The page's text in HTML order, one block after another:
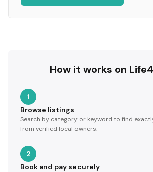
How it works on
1
Browse listings
Search by category or keyword to find
from verified local owners.
2
Book and pay securely